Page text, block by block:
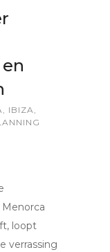
, IBIZA,
loopt
verrassing